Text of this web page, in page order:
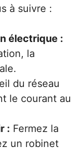
à suivre :
électrique :
la
du réseau
le courant au
: Fermez la
un robinet